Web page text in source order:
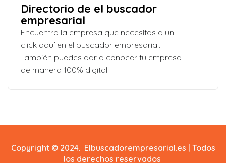
Directorio de el buscador
empresarial
Encuentra la empresa que necesitas a un
click aquí en el buscador empresarial.
También puedes dar a conocer tu empresa
de manera 100% digital
Copyright © 2024. Elbuscadorempresarial.es | Todos
los derechos reservados